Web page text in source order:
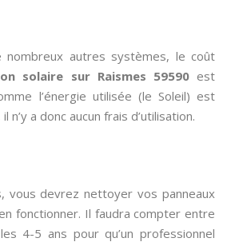
nombreux autres systèmes, le coût
solaire sur Raismes 59590est
l’énergie utilisée (le Soleil) est
a donc aucun frais d’utilisation.
vous devrez nettoyer vos panneaux
fonctionner. Il faudra compter entre
4-5 ans pour qu’un professionnel